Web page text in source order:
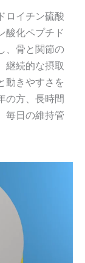
ロイチン硫酸
酸化ペプチド
、骨と関節の
継続的な摂取
動きやすさを
の方、長時間
毎日の維持管